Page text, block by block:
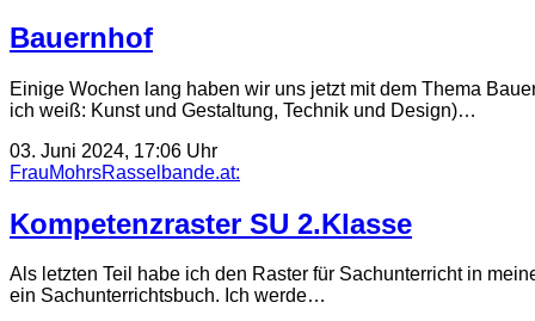
Bauernhof
Einige Wochen lang haben wir uns jetzt mit dem Thema
ich weiß: Kunst und Gestaltung, Technik und Design)…
03. Juni 2024, 17:06 Uhr
FrauMohrsRasselbande.at:
Kompetenzraster SU 2.Klasse
Als letzten Teil habe ich den Raster für Sachunterricht in
ein Sachunterrichtsbuch. Ich werde…